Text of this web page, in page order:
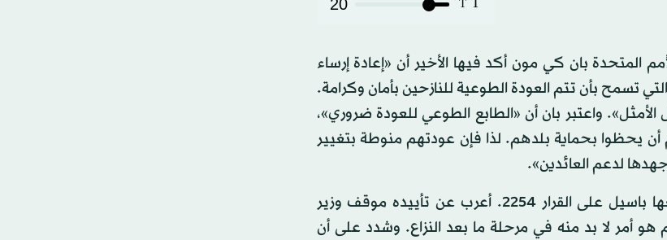
T
20
المتحدة بان كي مون أكد فيها الأخير أن «إعادة إرساء
تسمح بأن تتم العودة الطوعية للنازحين بأمان وكرامة.
واعتبر بان أن «الطابع الطوعي للعودة ضروري»،
أن يحظوا بحماية بلدهم. لذا فإن عودتهم منوطة بتغيير
لدعم العائدين».
وإذ لفت الأمين العام إلى أنه أحيط علما بالملاحظات التي كان رفعها باسيل على القرار 2254. أعرب عن تأييده موقف وزير
هو أمر لا بد منه في مرحلة ما بعد النزاع. وشدد على أن